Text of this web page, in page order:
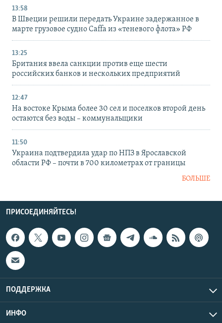
13:58
В Швеции решили передать Украине задержанное в
марте грузовое судно Caffa из «теневого флота» РФ
13:25
Британия ввела санкции против еще шести
российских банков и нескольких предприятий
12:47
На востоке Крыма более 30 сел и поселков второй день
остаются без воды – коммунальщики
11:50
Украина подтвердила удар по НПЗ в Ярославской
области РФ – почти в 700 километрах от границы
БОЛЬШЕ
ПРИСОЕДИНЯЙТЕСЬ!
ПОДДЕРЖКА
ИНФО